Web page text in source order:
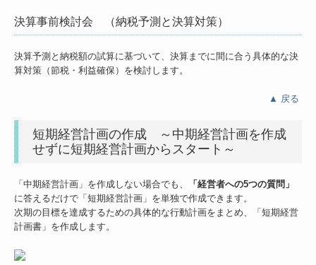
決算事前検討会 （納税予測と決算対策）
決算予測と納税額の試算に基づいて、決算までに間に合う具体的な決
算対策（節税・利益確保）を検討します。
▲ 戻る
短期経営計画の作成 ～中期経営計画を作成
せずに短期経営計画からスタート～
「中期経営計画」を作成しない場合でも、
「経営者への5つの質問」
に答えるだけで「短期経営計画」を単独で作成できます。
次期の目標を達成するための具体的な行動計画をまとめ、「短期経営
計画書」を作成します。